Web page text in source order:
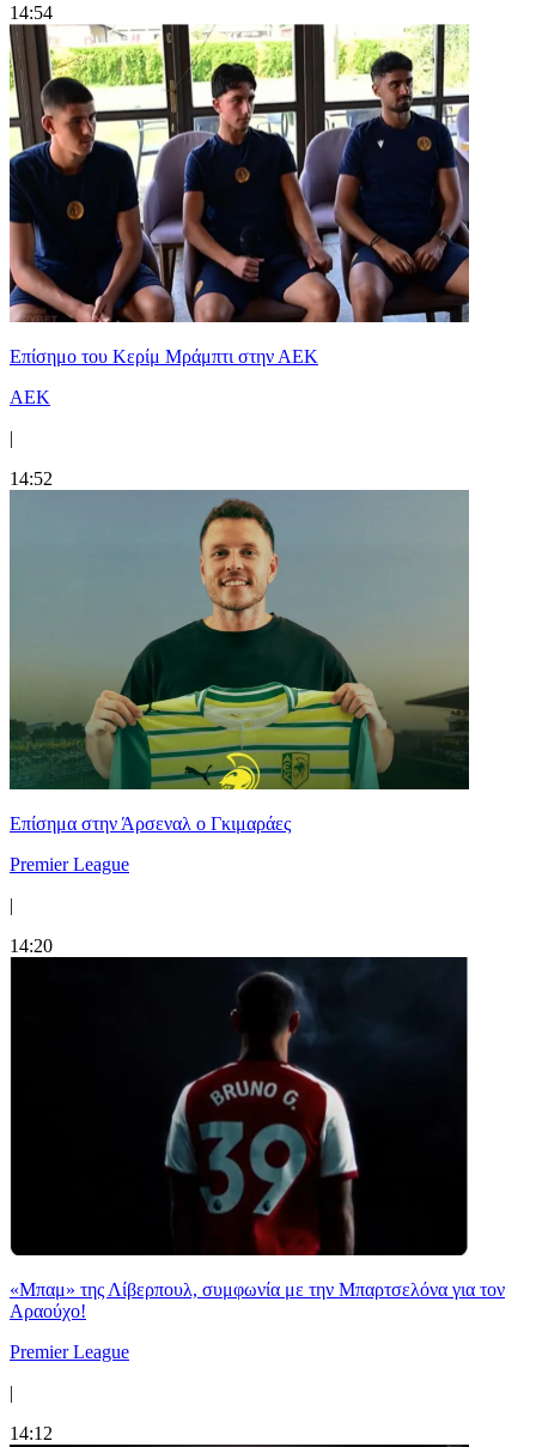
14:54
Επίσημο του Κερίμ Μράμπτι στην ΑΕK
ΑΕΚ
|
14:52
Επίσημα στην Άρσεναλ ο Γκιμαράες
Premier League
|
14:20
«Μπαμ» της Λίβερπουλ, συμφωνία με την Μπαρτσελόνα για τον
Αραούχο!
Premier League
|
14:12